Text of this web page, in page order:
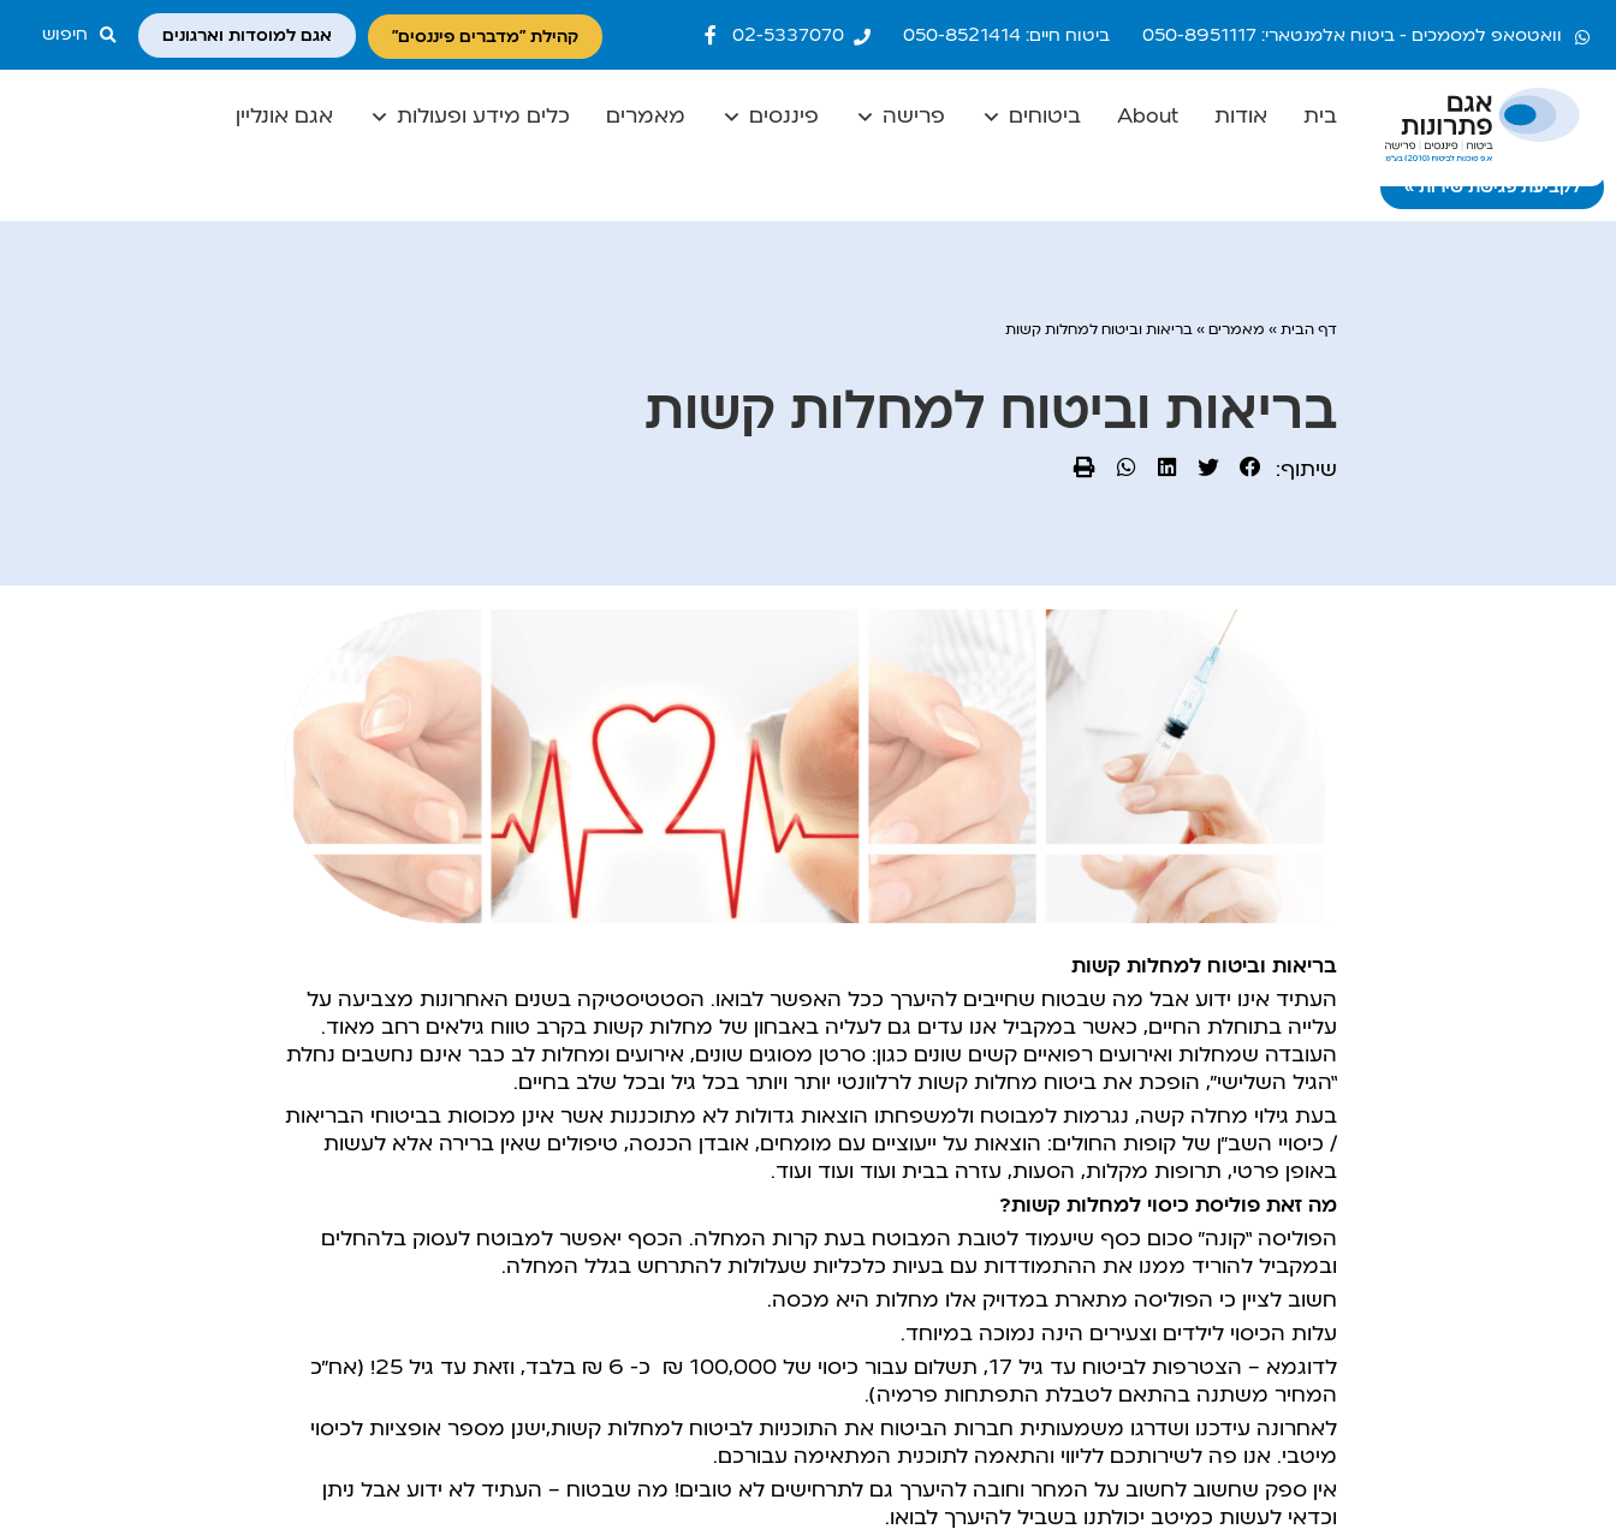
וואטסאפ למסמכים - ביטוח אלמנטארי: 050-8951117 ביטוח חיים: 050-8521414 02-5337070 קהילת "מדברים פיננסים" אגם למוסדות וארגונים חיפוש
בית אודות About ביטוחים פרישה פיננסים מאמרים כלים מידע ופעולות אגם אונליין
לקביעת פגישת שירות >>>
דף הבית » מאמרים » בריאות וביטוח למחלות קשות
בריאות וביטוח למחלות קשות
שיתוף:
בריאות וביטוח למחלות קשות
העתיד אינו ידוע אבל מה שבטוח שחייבים להיערך ככל האפשר לבואו. הסטטיסטיקה בשנים האחרונות מצביעה על
עלייה בתוחלת החיים, כאשר במקביל אנו עדים גם לעליה באבחון של מחלות קשות בקרב טווח גילאים רחב מאוד.
העובדה שמחלות ואירועים רפואיים קשים שונים כגון: סרטן מסוגים שונים, אירועים ומחלות לב כבר אינם נחשבים נחלת
“הגיל השלישי”, הופכת את ביטוח מחלות קשות לרלוונטי יותר ויותר בכל גיל ובכל שלב בחיים.
בעת גילוי מחלה קשה, נגרמות למבוטח ולמשפחתו הוצאות גדולות לא מתוכננות אשר אינן מכוסות בביטוחי הבריאות
/ כיסויי השב”ן של קופות החולים: הוצאות על ייעוציים עם מומחים, אובדן הכנסה, טיפולים שאין ברירה אלא לעשות
באופן פרטי, תרופות מקלות, הסעות, עזרה בבית ועוד ועוד ועוד.
מה זאת פוליסת כיסוי למחלות קשות?
הפוליסה “קונה” סכום כסף שיעמוד לטובת המבוטח בעת קרות המחלה. הכסף יאפשר למבוטח לעסוק בלהחלים
ובמקביל להוריד ממנו את ההתמודדות עם בעיות כלכליות שעלולות להתרחש בגלל המחלה.
חשוב לציין כי הפוליסה מתארת במדויק אלו מחלות היא מכסה.
עלות הכיסוי לילדים וצעירים הינה נמוכה במיוחד.
לדוגמא – הצטרפות לביטוח עד גיל 17,
תשלום עבור כיסוי של 100,000 ₪ כ- 6 ₪ בלבד
, וזאת עד גיל 25! (אח”כ
המחיר משתנה בהתאם לטבלת התפתחות פרמיה).
לאחרונה עידכנו ושדרגו משמעותית חברות הביטוח את התוכניות לביטוח למחלות קשות,ישנן מספר אופציות לכיסוי
מיטבי. אנו פה לשירותכם לליווי והתאמה לתוכנית המתאימה עבורכם.
אין ספק שחשוב לחשוב על המחר וחובה להיערך גם לתרחישים לא טובים! מה שבטוח – העתיד לא ידוע אבל ניתן
וכדאי לעשות כמיטב יכולתנו בשביל להיערך לבואו.